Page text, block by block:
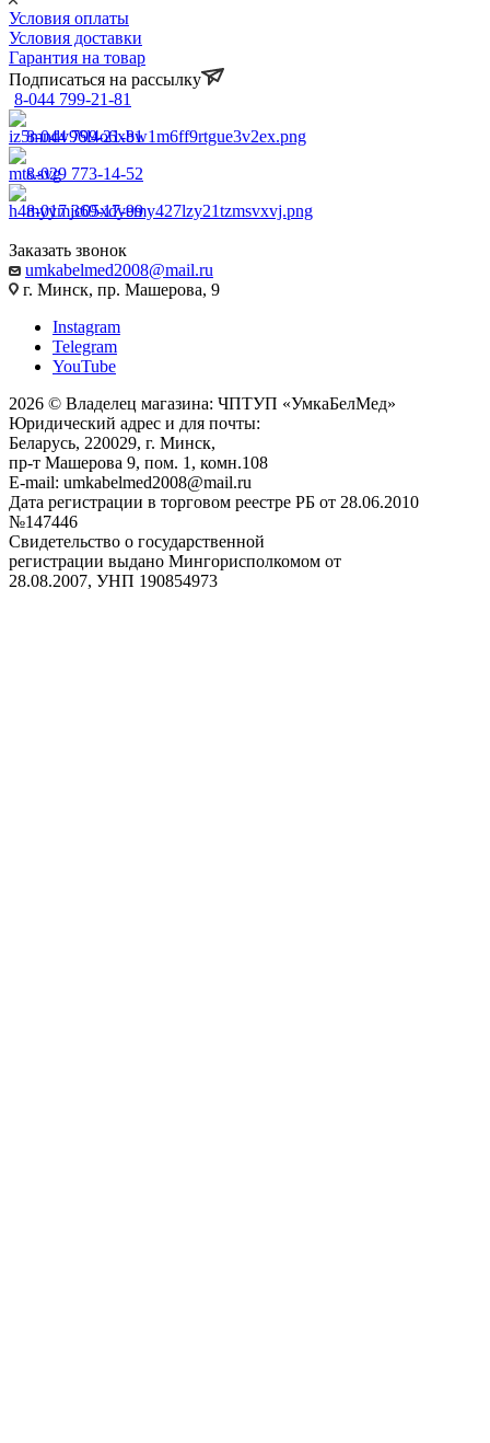
Условия оплаты
Условия доставки
Гарантия на товар
Подписаться на рассылку
8-044 799-21-81
8-044 799-21-81
8-029 773-14-52
8-017 369-17-99
Заказать звонок
umkabelmed2008@mail.ru
г. Минск, пр. Машерова, 9
Instagram
Telegram
YouTube
2026 © Владелец магазина: ЧПТУП «УмкаБелМед»
Юридический адрес и для почты:
Беларусь, 220029, г. Минск,
пр-т Машерова 9, пом. 1, комн.108
Е-mail: umkabelmed2008@mail.ru
Дата регистрации в торговом реестре РБ от 28.06.2010
№147446
Свидетельство о государственной
регистрации выдано Мингорисполкомом от
28.08.2007, УНП 190854973